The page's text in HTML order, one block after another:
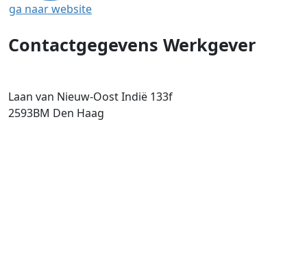
ga naar website
Contactgegevens Werkgever
Laan van Nieuw-Oost Indië 133f
2593BM Den Haag